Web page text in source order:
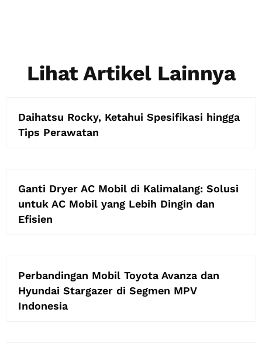
Lihat Artikel Lainnya
Daihatsu Rocky, Ketahui Spesifikasi hingga
Tips Perawatan
Ganti Dryer AC Mobil di Kalimalang: Solusi
untuk AC Mobil yang Lebih Dingin dan
Efisien
Perbandingan Mobil Toyota Avanza dan
Hyundai Stargazer di Segmen MPV
Indonesia